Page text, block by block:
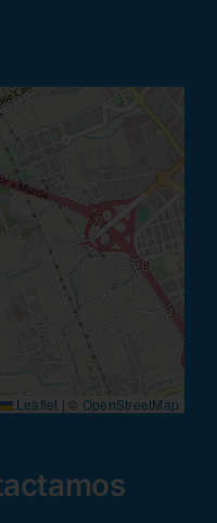
Leaflet | © OpenStreetMap